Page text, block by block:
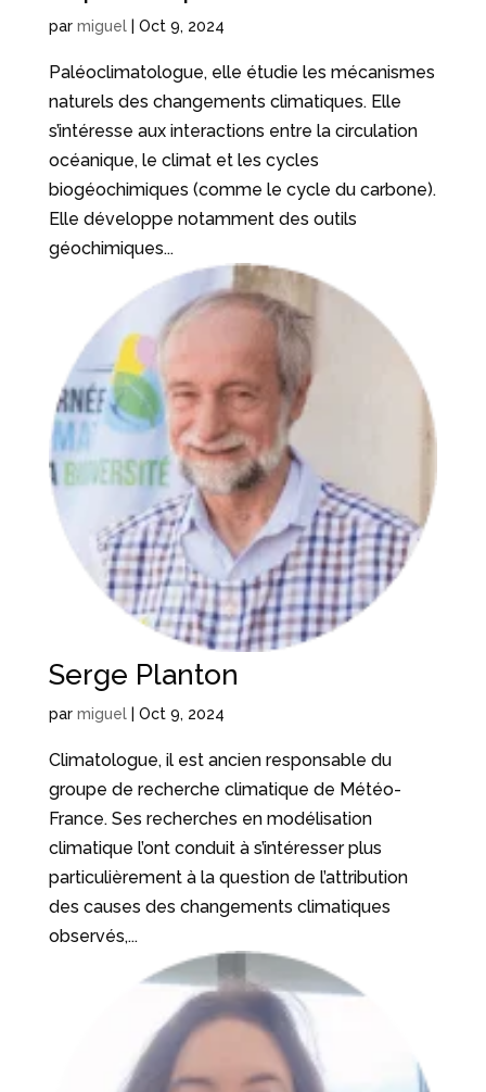
par miguel| Oct 9, 2024
Paléoclimatologue, elle étudie les mécanismes
naturels des changements climatiques. Elle
s’intéresse aux interactions entre la circulation
océanique, le climat et les cycles
biogéochimiques (comme le cycle du carbone).
Elle développe notamment des outils
géochimiques...
Serge Planton
par miguel| Oct 9, 2024
Climatologue, il est ancien responsable du
groupe de recherche climatique de Météo-
France. Ses recherches en modélisation
climatique l’ont conduit à s’intéresser plus
particulièrement à la question de l’attribution
des causes des changements climatiques
observés,...